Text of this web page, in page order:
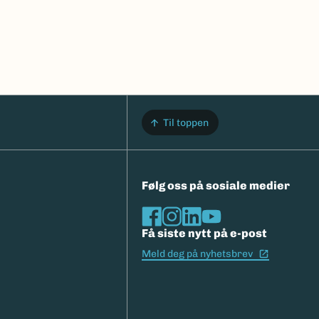
Til toppen
Følg oss på sosiale medier
Få siste nytt på e-post
Meld deg på nyhetsbrev